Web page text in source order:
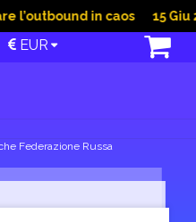
in caos 15 Giu
EUR
Federazione Russa